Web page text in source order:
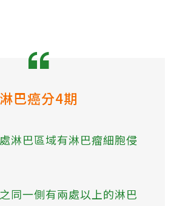
淋巴癌分4期
淋巴區域有淋巴瘤細胞侵
同一側有兩處以上的淋巴